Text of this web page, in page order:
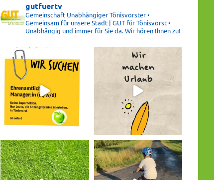
gutfuertv
Gemeinschaft Unabhängiger Tönisvorster •
Gemeinsam für unsere Stadt | GUT für Tönisvorst •
Unabhängig und immer für Sie da. Wir hören Ihnen zu!